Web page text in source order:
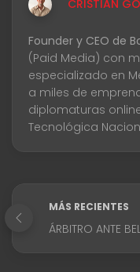
CRISTIAN
Founder y CEO de
(Paid Media) con
especializado en
a miles de
diplomaturas
Tecnológica
MÁS RECIENTES
ÁRBITRO ANTE